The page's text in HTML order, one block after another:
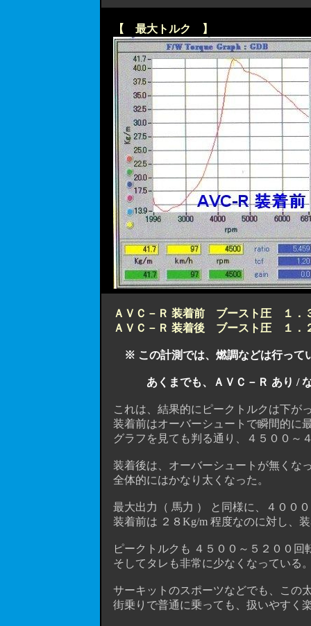
【 最大トルク 】
ＡＶＣ－Ｒ 装着前 ブースト圧 １
ＡＶＣ－Ｒ 装着後 ブースト圧 １
※ この計測では、燃調などは行っ
あくまでも、ＡＶＣ－Ｒ あり /
これは、結果的にピークトルクは下が
装着前はオーバーシュートで瞬間的に
グラフを見ても判る通り、４５００～
装着後は、オーバーシュートが無くな
全体的にはかなり太くなった。
最大出力（ 馬力 ） と同様に、４００
装着前は ２８Kg/m 程度なのに対し、
ピークトルクも ４５００～５２００回
そしてタレも非常に少なくなっている
サーキットのスポーツなどでも、この
街乗りで普通に乗っても、扱いやすく